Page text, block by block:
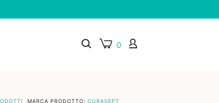
0
MARCA PRODOTTO: CURASEPT